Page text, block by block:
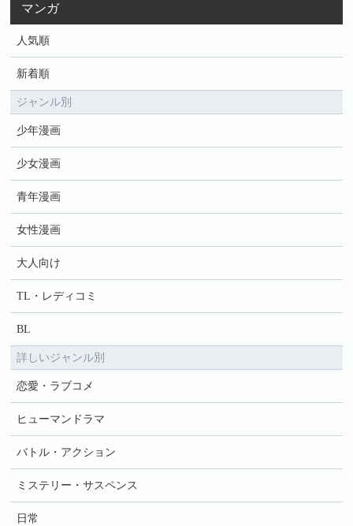
マンガ
人気順
新着順
ジャンル別
少年漫画
少女漫画
青年漫画
女性漫画
大人向け
TL・レディコミ
BL
詳しいジャンル別
恋愛・ラブコメ
ヒューマンドラマ
バトル・アクション
ミステリー・サスペンス
日常